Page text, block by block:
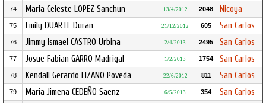
74 Maria Celeste LOPEZ Sanchun 13/4/2012 2048 Nicoya
75 Emily DUARTE Duran 21/12/2012 605 San Carlos
76 Jimmy Ismael CASTRO Urbina 2/4/2013 2495 San Carlos
77 Josue Fabian GARRO Madrigal 1/2/2013 1754 San Carlos
78 Kendall Gerardo LIZANO Poveda 22/6/2012 811 San Carlos
79 Maria Jimena CEDEÑO Saenz 6/5/2013 354 San Carlos